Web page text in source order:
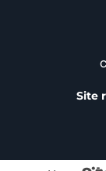
Site